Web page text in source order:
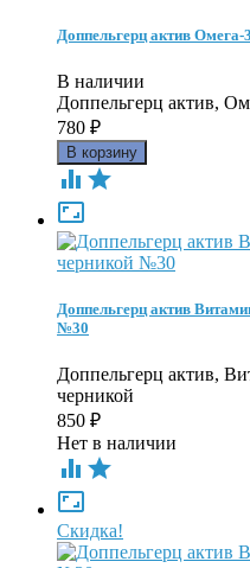
Доппельгерц актив
В наличии
Доппельгерц актив,
780 ₽
 

Доппельгерц актив
№30
Доппельгерц актив,
черникой
850 ₽
Нет в наличии
 

Скидка!